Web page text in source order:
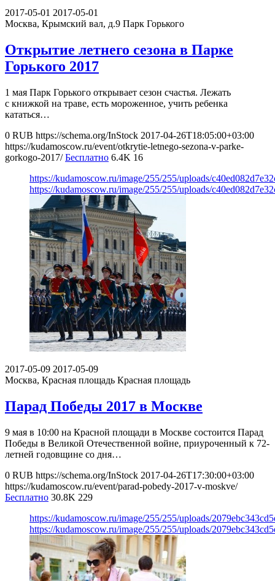
2017-05-01 2017-05-01
Москва, Крымский вал, д.9 Парк Горького
Открытие летнего сезона в Парке
Горького 2017
1 мая Парк Горького открывает сезон счастья. Лежать
с книжкой на траве, есть мороженное, учить ребенка
кататься…
0 RUB https://schema.org/InStock 2017-04-26T18:05:00+03:00
https://kudamoscow.ru/event/otkrytie-letnego-sezona-v-parke-
gorkogo-2017/ Бесплатно 6.4K 16
https://kudamoscow.ru/image/255/255/uploads/
https://kudamoscow.ru/image/255/255/uploads/
2017-05-09 2017-05-09
Москва, Красная площадь Красная площадь
Парад Победы 2017 в Москве
9 мая в 10:00 на Красной площади в Москве состоится Парад
Победы в Великой Отечественной войне, приуроченный к 72-
летней годовщине со дня…
0 RUB https://schema.org/InStock 2017-04-26T17:30:00+03:00
https://kudamoscow.ru/event/parad-pobedy-2017-v-moskve/
Бесплатно 30.8K 229
https://kudamoscow.ru/image/255/255/uploads/
https://kudamoscow.ru/image/255/255/uploads/